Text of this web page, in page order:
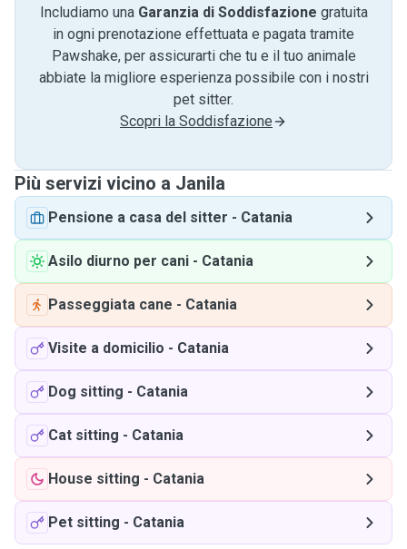
Includiamo una Garanzia di Soddisfazione gratuita
in ogni prenotazione effettuata e pagata tramite
Pawshake, per assicurarti che tu e il tuo animale
abbiate la migliore esperienza possibile con i nostri
pet sitter.
Scopri la Soddisfazione
Più servizi vicino a Janila
Pensione a casa del sitter - Catania
Asilo diurno per cani - Catania
Passeggiata cane - Catania
Visite a domicilio - Catania
Dog sitting - Catania
Cat sitting - Catania
House sitting - Catania
Pet sitting - Catania